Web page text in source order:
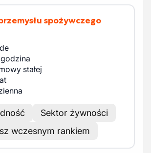
spożywczego
godzina
stałej
Sektor żywności
wczesnym rankiem